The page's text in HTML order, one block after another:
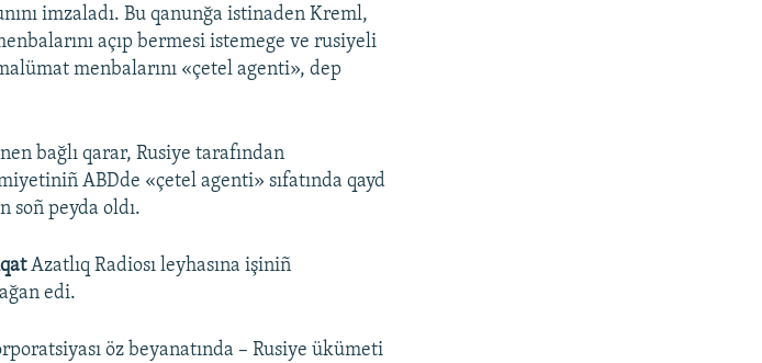
imzaladı. Bu qanunğa istinaden Kreml,
açıp bermesi istemege ve rusiyeli
menbalarını «çetel agenti», dep
bağlı qarar, Rusiye tarafından
ABDde «çetel agenti» sıfatında qayd
soñ peyda oldı.
Azatlıq Radiosı leyhasına işiniñ
edi.
öz beyanatında – Rusiye ükümeti